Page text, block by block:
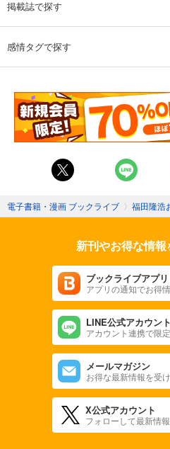
掲載誌で探す
感情タグで探す
電子書籍・漫画 ブックライブ 〉 福田隆浩
新刊やお得な情報
ブックライブアプリ
アプリの通知でお得
LINE公式アカウント
アカウント連携で限
メールマガジン
お得な最新情報を受
X公式アカウント
フォローして最新情